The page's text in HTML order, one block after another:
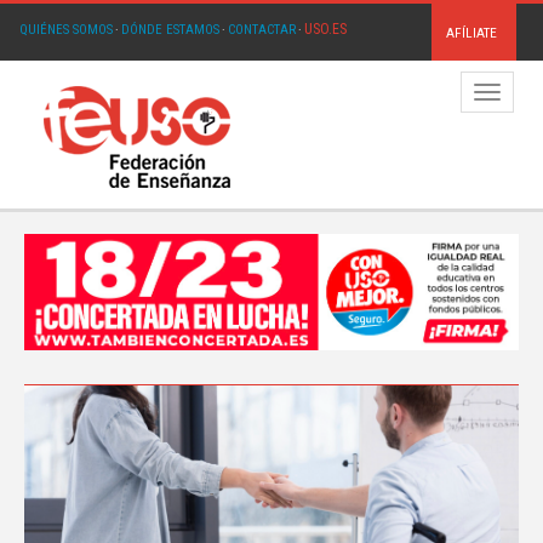
QUIÉNES SOMOS· DÓNDE ESTAMOS· CONTACTAR· USO.ES AFÍLIATE
Menú